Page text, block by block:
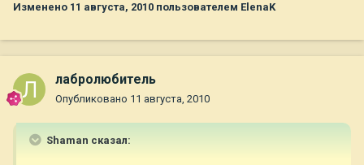
Изменено 11 августа, 2010 пользователем ElenaK
лабролюбитель
Опубликовано 11 августа, 2010
Shaman сказал: